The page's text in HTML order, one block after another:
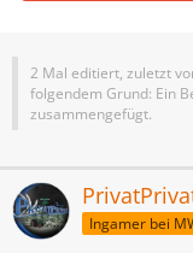
2 Mal editiert, zuletzt
folgendem Grund: Ein
zusammengefügt.